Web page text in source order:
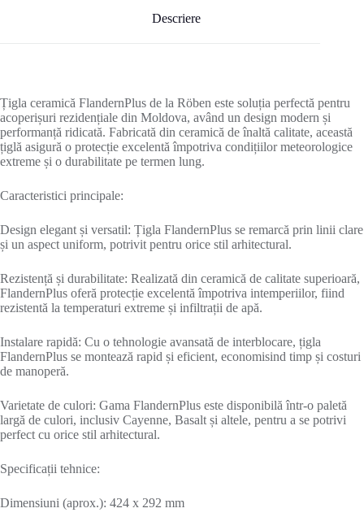
Descriere
Țigla ceramică FlandernPlus de la Röben este soluția perfectă pentru
acoperișuri rezidențiale din Moldova, având un design modern și
performanță ridicată. Fabricată din ceramică de înaltă calitate, această
țiglă asigură o protecție excelentă împotriva condițiilor meteorologice
extreme și o durabilitate pe termen lung.
Caracteristici principale:
Design elegant și versatil: Țigla FlandernPlus se remarcă prin linii clare
și un aspect uniform, potrivit pentru orice stil arhitectural.
Rezistență și durabilitate: Realizată din ceramică de calitate superioară,
FlandernPlus oferă protecție excelentă împotriva intemperiilor, fiind
rezistentă la temperaturi extreme și infiltrații de apă.
Instalare rapidă: Cu o tehnologie avansată de interblocare, țigla
FlandernPlus se montează rapid și eficient, economisind timp și costuri
de manoperă.
Varietate de culori: Gama FlandernPlus este disponibilă într-o paletă
largă de culori, inclusiv Cayenne, Basalt și altele, pentru a se potrivi
perfect cu orice stil arhitectural.
Specificații tehnice:
Dimensiuni (aprox.): 424 x 292 mm